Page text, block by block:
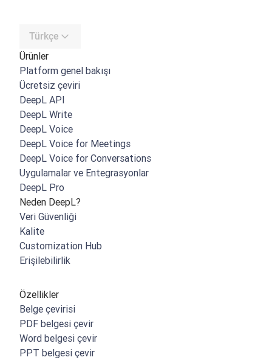
Türkçe
Ürünler
Platform genel bakışı
Ücretsiz çeviri
DeepL API
DeepL Write
DeepL Voice
DeepL Voice for Meetings
DeepL Voice for Conversations
Uygulamalar ve Entegrasyonlar
DeepL Pro
Neden DeepL?
Veri Güvenliği
Kalite
Customization Hub
Erişilebilirlik
Özellikler
Belge çevirisi
PDF belgesi çevir
Word belgesi çevir
PPT belgesi çevir